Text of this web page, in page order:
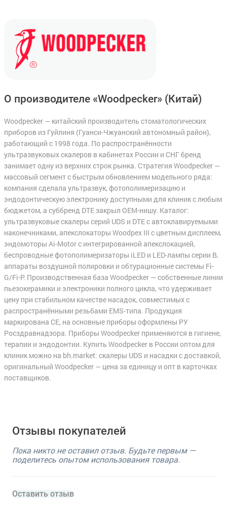
О производителе «Woodpecker» (Китай)
Woodpecker — китайский производитель стоматологических
приборов из Гуйлиня (Гуанси-Чжуанский автономный район),
работающий с 1998 года. По распространённости
ультразвуковых скалеров в кабинетах России и СНГ бренд
занимает одну из верхних строк рынка. Стратегия Woodpecker —
массовый сегмент с быстрым обновлением модельного ряда:
компания сделала ультразвук, фотополимеризацию и
эндодонтическую электронику доступными для клиник с любым
бюджетом, а суббренд DTE закрыл OEM-нишу. Каталог:
ультразвуковые скалеры серий UDS и DTE с автоклавируемыми
наконечниками, апекслокаторы Woodpex III с цветным дисплеем,
эндомоторы Ai-Motor с интегрированной апекслокацией,
беспроводные фотополимеризаторы iLED и LED-лампы серии B,
аппараты воздушной полировки и обтурационные системы Fi-
G/Fi-P. Производственная база Woodpecker — собственные линии
пьезокерамики и электроники полного цикла, что удерживает
цену при стабильном качестве насадок, совместимых с
распространёнными резьбами EMS-типа. Продукция
маркирована CE, на основные приборы оформлены РУ
Росздравнадзора. Приборы Woodpecker применяются в гигиене,
терапии и эндодонтии. Купить Woodpecker в России оптом для
клиник можно на bh.market: скалеры UDS и насадки с доставкой,
оригинальный Woodpecker — цена за единицу и опт в карточках
поставщиков.
Отзывы покупателей
Пока никто не оставил отзыв. Будьте первым —
поделитесь опытом использования товара.
Оставить отзыв